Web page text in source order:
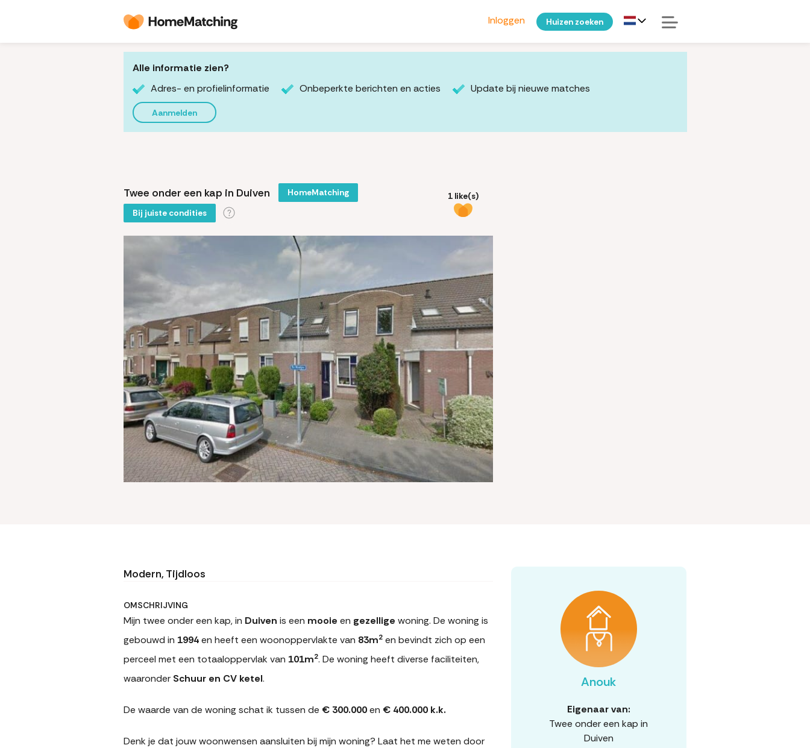
Inloggen Huizen zoeken
Alle informatie zien?
Adres- en profielinformatie
Onbeperkte berichten en acties Update bij nieuwe matches
Aanmelden
Twee onder een kap in Duiven
HomeMatching
Bij juiste condities
1 like(s)
Modern, Tijdloos
OMSCHRIJVING
Mijn twee onder een kap, in Duiven is een mooie en gezellige woning. De woning is
gebouwd in 1994en heeft een woonoppervlakte van 83m2en bevindt zich op een
perceel met een totaaloppervlak van 101m2. De woning heeft diverse faciliteiten,
waaronder Schuur en CV ketel.
De waarde van de woning schat ik tussen de € 300.000en € 400.000 k.k.
Denk je dat jouw woonwensen aansluiten bij mijn woning? Laat het me weten door
Anouk
Eigenaar van:
Twee onder een kap in
Duiven